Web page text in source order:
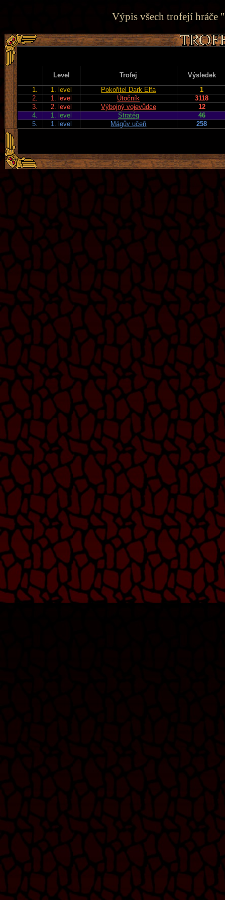
Výpis všech trofejí hráče "
Level Trofej
Výsledek
1.
1. level Pokořitel Dark Elfa
1
2.
1. level Útočník
3118
3.
2. level Výbojný vojevůdce
12
4.
1. level Stratég
46
5.
1. level Mágův učeň 258